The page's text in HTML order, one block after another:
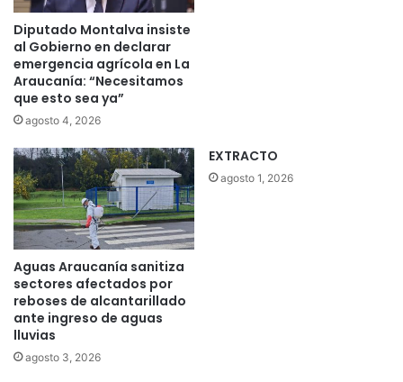
Diputado Montalva insiste
al Gobierno en declarar
emergencia agrícola en La
Araucanía: “Necesitamos
que esto sea ya”
agosto 4, 2026
Aguas Araucanía sanitiza
sectores afectados por
reboses de alcantarillado
ante ingreso de aguas
lluvias
agosto 3, 2026
EXTRACTO
agosto 1, 2026